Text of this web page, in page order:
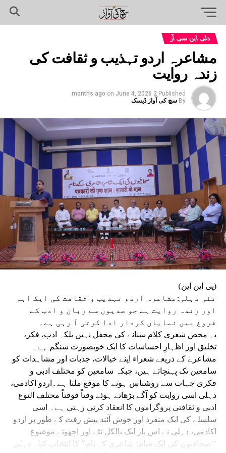
دلی این سی آر
مشاعرہ اردو تہذیب و ثقافت کی
زندہ روایت
Published
2 months ago
on June 4, 2026
By سچ کی آواز ڈیسک
(پی این این)
نئی دہلی:مشاعرہ اردو تہذیب و ثقافت کی ایک اہم
اور زندہ روایت ہے جو صدیوں سے زبان و ادب کے
فروغ میں نمایاں کردار ادا کرتی آ رہی ہے۔
یہ محض شعری کلام سنانے کی محفل نہیں بلکہ ادب، فکر،
تخلیق اور اظہارِ احساسات کا ایک خوبصورت سنگم ہے۔
مشاعرے کے ذریعے شعراء اپنے خیالات، جذبات اور مشاہدات کو
سامعین تک پہنچاتے ہیں، جبکہ سامعین کو مختلف ادبی و
فکری جہات سے روشناس ہونے کا موقع ملتا ہے۔اردو اکادمی،
دہلی اسی روایت کو آگے بڑھاتے ہوئے وقتاً فوقتاً مختلف النوع
ادبی و ثقافتی پروگراموں کا انعقاد کرتی رہتی ہے۔ اسی
سلسلے کی ایک منفرد اور خوش آئند پیش رفت کے طور پر اردو
اکادمی، دہلی نے اس بار ایک بالکل نئے اور اچھوتے موضوع
’’صحافیوں کی ایک شام: شاعری کے نام‘‘ کا انتخاب کیا۔ دہلی